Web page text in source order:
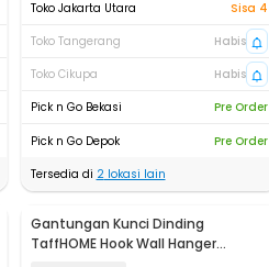
Toko Jakarta Utara
Sisa 4
Toko Tangerang
Habis
Toko Cikupa
Habis
Pick n Go Bekasi
Pre Order
Pick n Go Depok
Pre Order
Tersedia di 2lokasi lain
Gantungan Kunci Dinding
TaffHOME Hook Wall Hanger